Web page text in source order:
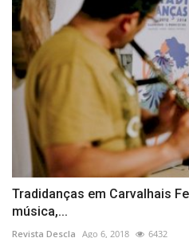
Tradidanças em Carvalhais
música,...
Revista Descla Ago 6, 2018 6432